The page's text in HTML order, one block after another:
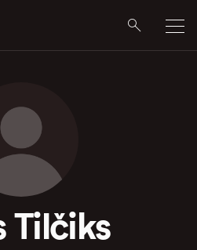
Tilčiks